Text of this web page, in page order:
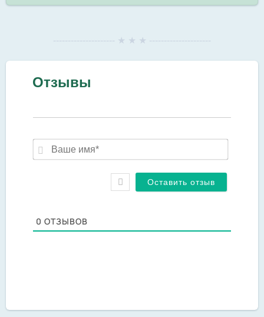
--------------------- ★ ★ ★ ---------------------
Отзывы
Ваше
0 ОТЗЫВОВ